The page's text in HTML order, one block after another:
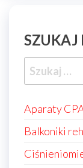
SZUKAJ
Szukaj:
Aparaty
Balkoniki